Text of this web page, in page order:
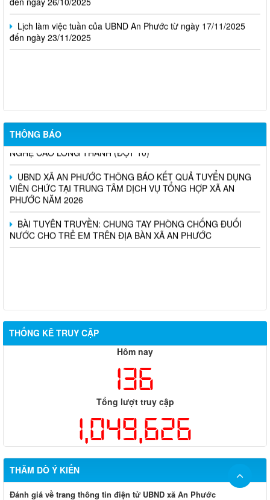
đến ngày 23/11/2025
THÔNG BÁO
BỒI THƯỜNG, HỖ TRỢ DỰ ÁN KHU CÔNG NGHIỆP CÔNG
NGHỆ CAO LONG THÀNH (ĐỢT 10)
UBND XÃ AN PHƯỚC THÔNG BÁO KẾT QUẢ TUYỂN DỤNG
VIÊN CHỨC TẠI TRUNG TÂM DỊCH VỤ TỔNG HỢP XÃ AN
PHƯỚC NĂM 2026
BÀI TUYÊN TRUYỀN: CHUNG TAY PHÒNG CHỐNG ĐUỐI
THỐNG KÊ TRUY CẬP
Hôm nay
136
Tổng lượt truy cập
1,049,626
THĂM DÒ Ý KIẾN
Đánh giá về trang thông tin điện tử UBND xã An Phước